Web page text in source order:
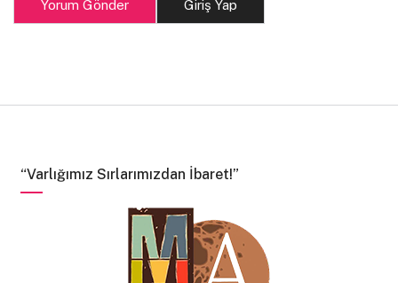
Yorum Gönder Giriş Yap
“Varlığımız Sırlarımızdan İbaret!”